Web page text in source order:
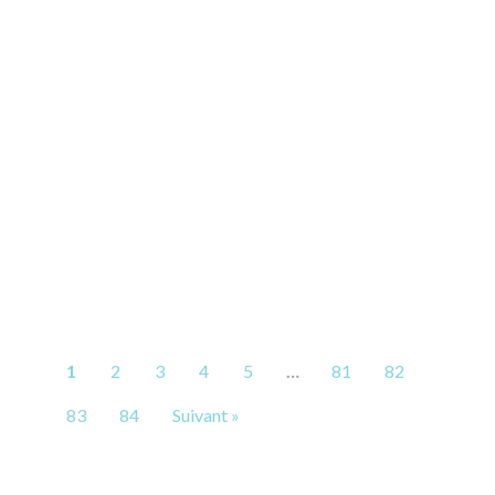
1 2 3 4 5 … 81 82
83 84 Suivant »